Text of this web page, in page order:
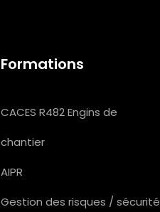
Formations
CACES R482 Engins de
chantier
AIPR
Gestion des risques / sécurité